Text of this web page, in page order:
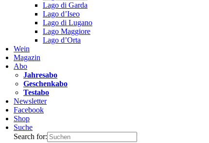
Lago di Garda
Lago d’Iseo
Lago di Lugano
Lago Maggiore
Lago d’Orta
Wein
Magazin
Abo
Jahresabo
Geschenkabo
Testabo
Newsletter
Facebook
Shop
Suche
Search for: